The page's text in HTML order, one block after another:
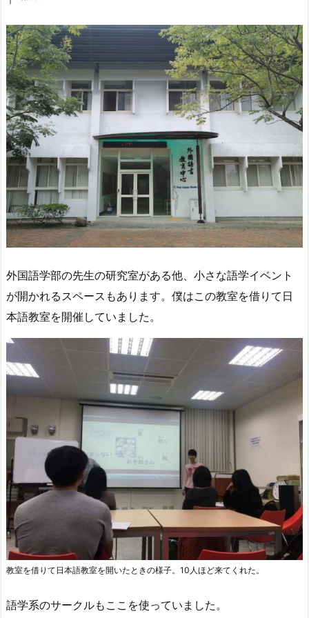
外国語学部の先生の研究室がある他、小さな語学イベント
が開かれるスペースもあります。僕はこの教室を借りて日
本語教室を開催していました。
教室を借りて日本語教室を開いたときの様子。10人ほど来てくれた。
語学系のサークルもここを使っていました。